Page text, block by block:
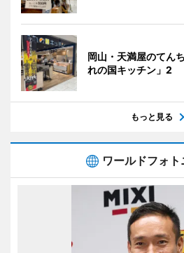
岡山・天満屋のてん
れの国キッチン」2
もっと見る
ワールドフォト